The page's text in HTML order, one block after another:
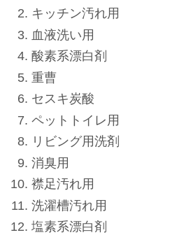
キッチン汚れ用
血液洗い用
酸素系漂白剤
重曹
セスキ炭酸
ペットトイレ用
リビング用洗剤
消臭用
襟足汚れ用
洗濯槽汚れ用
塩素系漂白剤